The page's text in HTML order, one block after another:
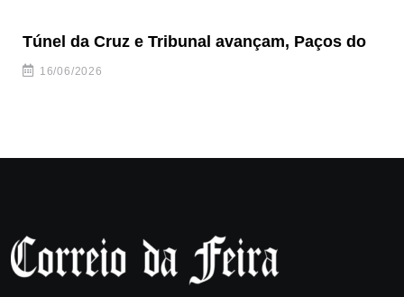
Túnel da Cruz e Tribunal avançam, Paços do
16/06/2026